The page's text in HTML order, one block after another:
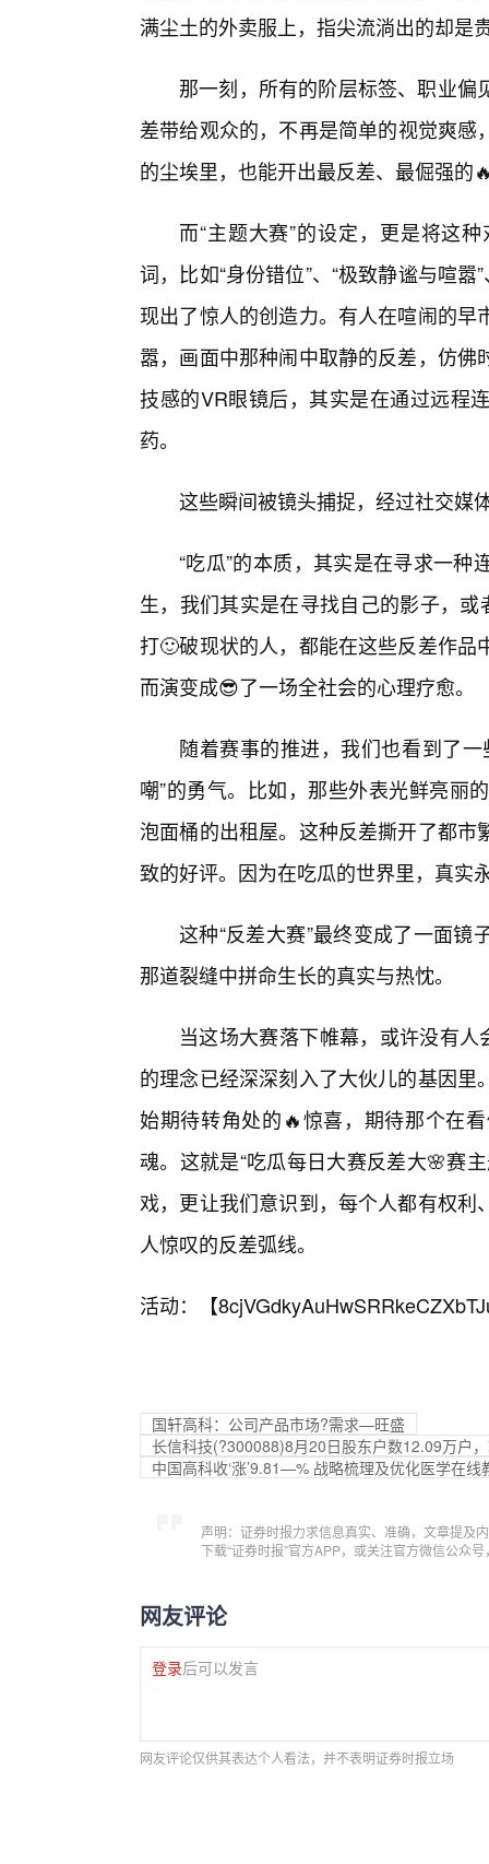
满尘土的外卖服上，指尖流淌出的却是
那一刻，所有的阶层标签、职业
差带给观众的，不再是简单的视觉爽
的尘埃里，也能开出最反差、最倔强的
而“主题大赛”的设定，更是将这
词，比如“身份错位”、“极致静谧与喧
现出了惊人的创造力。有人在喧闹的
嚣，画面中那种闹中取静的反差，仿
技感的VR眼镜后，其实是在通过远程
药。
这些瞬间被镜头捕捉，经过社交媒
“吃瓜”的本质，其实是在寻求一
生，我们其实是在寻找自己的影子，
打🙂破现状的人，都能在这些反差作
而演变成😎了一场全社会的心理疗愈。
随着赛事的推进，我们也看到了
嘲”的勇气。比如，那些外表光鲜亮丽
泡面桶的出租屋。这种反差撕开了都
致的好评。因为在吃瓜的世界里，真实
这种“反差大赛”最终变成了一面
那道裂缝中拼命生长的真实与热忱。
当这场大赛落下帷幕，或许没有
的理念已经深深刻入了大伙儿的基因
始期待转角处的🔥惊喜，期待那个在
魂。这就是“吃瓜每日大赛反差大🌸赛
戏，更让我们意识到，每个人都有权
人惊叹的反差弧线。
活动：【
国轩高科：公司产品市场?需求—旺盛
长信科技(?300088)8月20日股东户数12.09万户
中国高科收‘涨’9.81—% 战略梳理及优化医学在线
声明：证券时报力求信息真实、准确，文章提及
下载“证券时报”官方APP，或关注官方微信公众
网友评论
登录后可以发言
网友评论仅供其表达个人看法，并不表明证券时报立场